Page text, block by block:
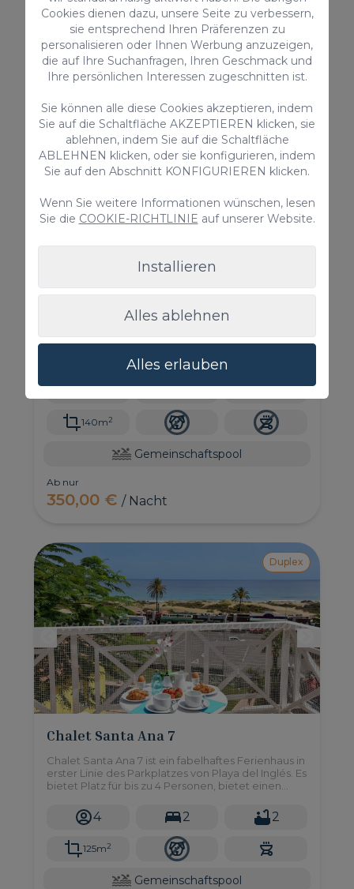
Gemeinschaftspool
Ab nur
190,00 €/ Nacht
Duplex
Chalet Santa Ana 19
Chalet Santa Ana 19 ist ein fabelhaftes Ferienhaus
in erster Linie des Parkplatzes von Playa del Inglés.
Es bietet Platz für bis zu 6 Personen, hat einen
privilegierten Blick auf den Strand und das Meer
und ist eine einstöckige Villa.
6 3 2
140m2
Gemeinschaftspool
Ab nur
350,00 €/ Nacht
Duplex
Chalet Santa Ana 7
Chalet Santa Ana 7 ist ein fabelhaftes Ferienhaus in
erster Linie des Parkplatzes von Playa del Inglés. Es
bietet Platz für bis zu 4 Personen, bietet einen
und ist mit einem privaten Whirlpool sowie einem
großen Gemeinschaftspool ausgestattet.
4 2 2
125m2
Gemeinschaftspool
Cookies dienen dazu, unsere Seite zu verbessern,
sie entsprechend Ihren Präferenzen zu
personalisieren oder Ihnen Werbung anzuzeigen,
die auf Ihre Suchanfragen, Ihren Geschmack und
Ihre persönlichen Interessen zugeschnitten ist.
Sie können alle diese Cookies akzeptieren, indem
Sie auf die Schaltfläche AKZEPTIEREN klicken, sie
ablehnen, indem Sie auf die Schaltfläche
ABLEHNEN klicken, oder sie konfigurieren, indem
Sie auf den Abschnitt KONFIGURIEREN klicken.
Wenn Sie weitere Informationen wünschen, lesen
Sie die COOKIE-RICHTLINIE auf unserer Website.
Installieren
Alles ablehnen
Alles erlauben